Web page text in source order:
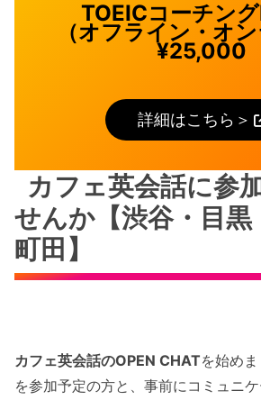
TOEICコーチン
（オフライン・オン
¥25,000
詳細はこちら＞
カフェ英会話に参
せんか【渋谷・目黒
町田】
カフェ英会話のOPEN CHATを始め
を参加予定の方と、事前にコミュニ